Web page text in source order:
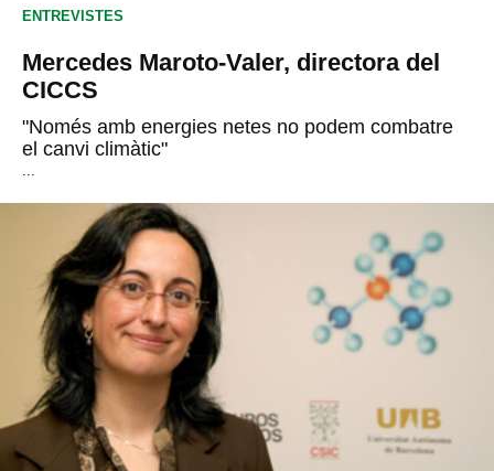
ENTREVISTES
Mercedes Maroto-Valer, directora del
CICCS
"Només amb energies netes no podem combatre
el canvi climàtic"
...